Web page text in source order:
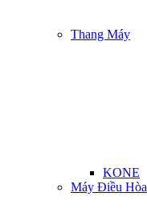
Thang Máy
KONE
Máy Điều Hòa